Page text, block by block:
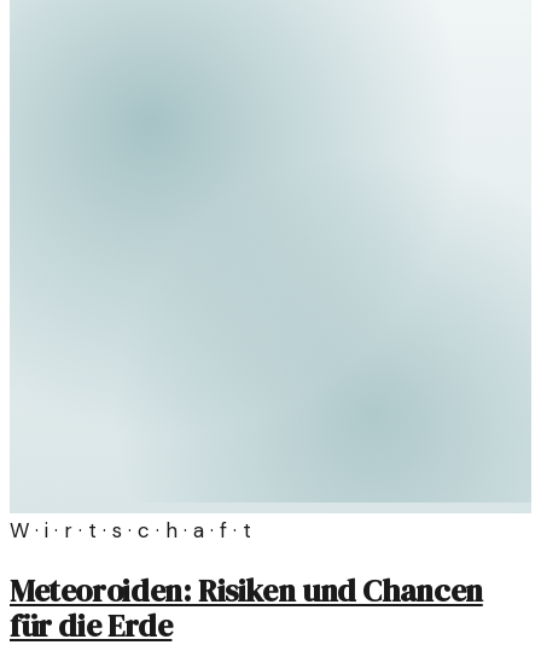
W · i · r · t · s · c · h · a · f · t
Meteoroiden: Risiken und Chancen
für die Erde